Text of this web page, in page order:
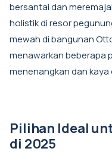
bersantai dan
holistik di resor
mewah di bangunan
menawarkan beberapa
menenangkan dan kaya
Pilihan Ideal
di 2025